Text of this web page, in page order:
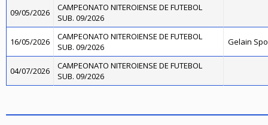
09/05/2026
CAMPEONATO NITEROIENSE DE FUTEBOL
SUB. 09/2026
16/05/2026
CAMPEONATO NITEROIENSE DE FUTEBOL
SUB. 09/2026
Gelain
04/07/2026
CAMPEONATO NITEROIENSE DE FUTEBOL
SUB. 09/2026